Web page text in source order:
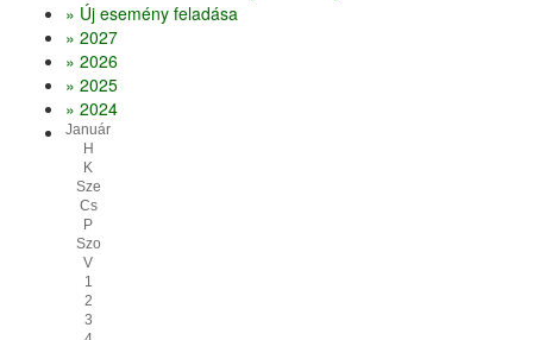
» Új esemény feladása
» 2027
» 2026
» 2025
» 2024
Január
H
K
Sze
Cs
P
Szo
V
1
2
3